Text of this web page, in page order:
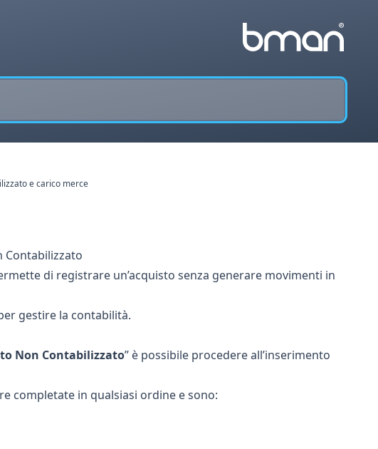
e carico merce
Contabilizzato
di registrare un’acquisto senza generare movimenti in
gestire la contabilità.
Non Contabilizzato” è possibile procedere all’inserimento
completate in qualsiasi ordine e sono: